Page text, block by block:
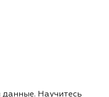
данные. Научитесь